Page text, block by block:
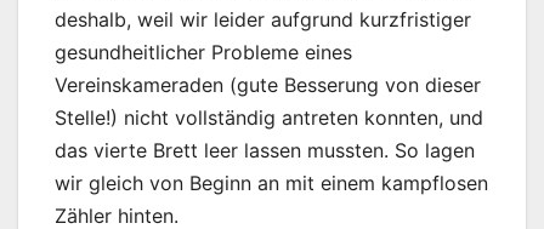
deshalb, weil wir leider aufgrund kurzfristiger
gesundheitlicher Probleme eines
Vereinskameraden (gute Besserung von dieser
Stelle!) nicht vollständig antreten konnten, und
das vierte Brett leer lassen mussten. So lagen
wir gleich von Beginn an mit einem kampflosen
Zähler hinten.